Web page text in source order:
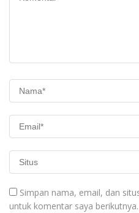
Simpan nama, email, dan
untuk komentar saya berikutnya.